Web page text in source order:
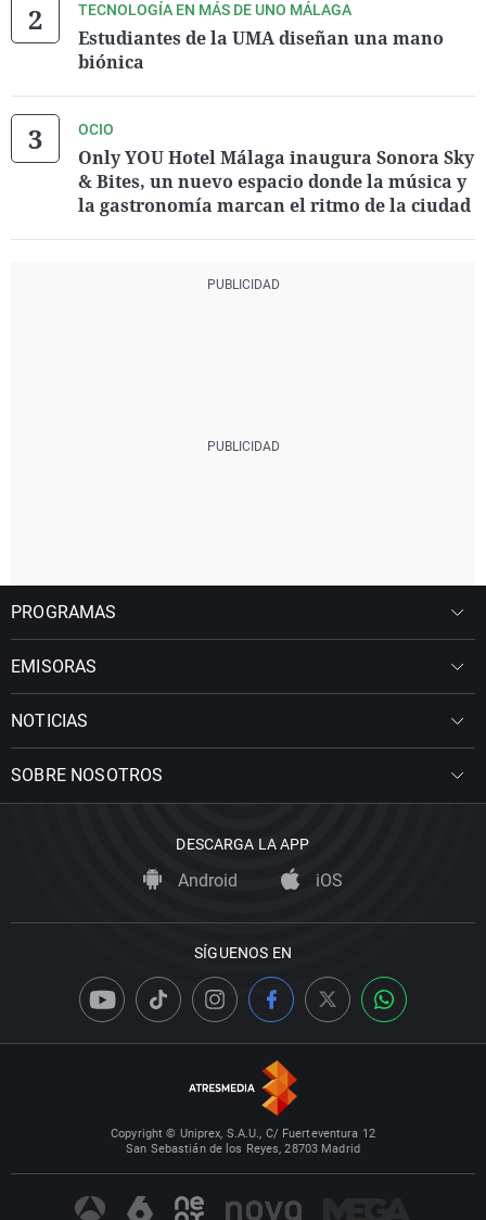
TECNOLOGÍA EN MÁS DE UNO MÁLAGA
Estudiantes de la UMA diseñan una mano
biónica
OCIO
Only YOU Hotel Málaga inaugura Sonora Sky
& Bites, un nuevo espacio donde la música y
la gastronomía marcan el ritmo de la ciudad
PROGRAMAS
EMISORAS
NOTICIAS
SOBRE NOSOTROS
DESCARGA LA APP
Android iOS
SÍGUENOS EN
Copyright © Uniprex, S.A.U., C/ Fuerteventura 12
San Sebastián de los Reyes, 28703 Madrid